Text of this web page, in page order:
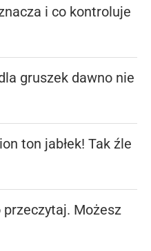
i co kontroluje
gruszek dawno nie
ton jabłek! Tak źle
Możesz